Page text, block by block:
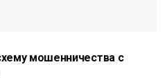
мошенничества с